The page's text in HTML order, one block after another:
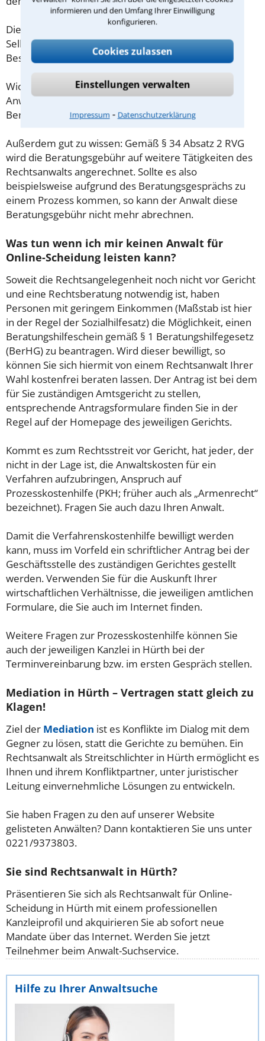
informieren und den Umfang Ihrer Einwilligung
konfigurieren.
Cookies zulassen
Einstellungen verwalten
Impressum ⁃ Datenschutzerklärung
Diese Regelung gilt jedoch nur für Verbraucher. Für
Selbstständige oder Freiberufler gilt diese
Beschränkung nicht.
Wichtig daher: Klären Sie die Kostenfrage mit Ihrem
Anwalt aus Hürth schon zu Beginn der ersten
Beratung.
Außerdem gut zu wissen: Gemäß § 34 Absatz 2 RVG
wird die Beratungsgebühr auf weitere Tätigkeiten des
Rechtsanwalts angerechnet. Sollte es also
beispielsweise aufgrund des Beratungsgesprächs zu
einem Prozess kommen, so kann der Anwalt diese
Beratungsgebühr nicht mehr abrechnen.
Was tun wenn ich mir keinen Anwalt für
Online-Scheidung leisten kann?
Soweit die Rechtsangelegenheit noch nicht vor Gericht
und eine Rechtsberatung notwendig ist, haben
Personen mit geringem Einkommen (Maßstab ist hier
in der Regel der Sozialhilfesatz) die Möglichkeit, einen
Beratungshilfeschein gemäß § 1 Beratungshilfegesetz
(BerHG) zu beantragen. Wird dieser bewilligt, so
können Sie sich hiermit von einem Rechtsanwalt Ihrer
Wahl kostenfrei beraten lassen. Der Antrag ist bei dem
für Sie zuständigen Amtsgericht zu stellen,
entsprechende Antragsformulare finden Sie in der
Regel auf der Homepage des jeweiligen Gerichts.
Kommt es zum Rechtsstreit vor Gericht, hat jeder, der
nicht in der Lage ist, die Anwaltskosten für ein
Verfahren aufzubringen, Anspruch auf
Prozesskostenhilfe (PKH; früher auch als „Armenrecht“
bezeichnet). Fragen Sie auch dazu Ihren Anwalt.
Damit die Verfahrenskostenhilfe bewilligt werden
kann, muss im Vorfeld ein schriftlicher Antrag bei der
Geschäftsstelle des zuständigen Gerichtes gestellt
werden. Verwenden Sie für die Auskunft Ihrer
wirtschaftlichen Verhältnisse, die jeweiligen amtlichen
Formulare, die Sie auch im Internet finden.
Weitere Fragen zur Prozesskostenhilfe können Sie
auch der jeweiligen Kanzlei in Hürth bei der
Terminvereinbarung bzw. im ersten Gespräch stellen.
Mediation in Hürth – Vertragen statt gleich zu
Klagen!
Ziel der Mediation ist es Konflikte im Dialog mit dem
Gegner zu lösen, statt die Gerichte zu bemühen. Ein
Rechtsanwalt als Streitschlichter in Hürth ermöglicht es
Ihnen und ihrem Konfliktpartner, unter juristischer
Leitung einvernehmliche Lösungen zu entwickeln.
Sie haben Fragen zu den auf unserer Website
gelisteten Anwälten? Dann kontaktieren Sie uns unter
0221/9373803.
Sie sind Rechtsanwalt in Hürth?
Präsentieren Sie sich als Rechtsanwalt für Online-
Scheidung in Hürth mit einem professionellen
Kanzleiprofil und akquirieren Sie ab sofort neue
Mandate über das Internet. Werden Sie jetzt
Teilnehmer beim Anwalt-Suchservice.
Hilfe zu Ihrer Anwaltsuche